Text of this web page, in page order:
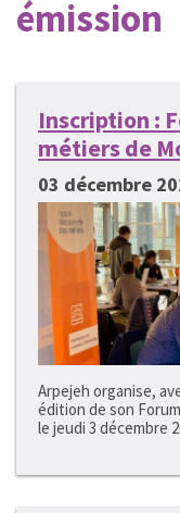
émission
Inscription :
métiers de
03 décembre
Arpejeh organise,
édition de son
le jeudi 3 décembre